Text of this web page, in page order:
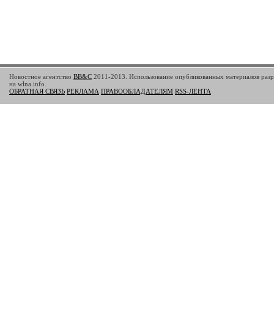
Новостное агентство BB&C 2011-2013. Использование опубликованных материалов
на wlna.info.
ОБРАТНАЯ СВЯЗЬ РЕКЛАМА ПРАВООБЛАДАТЕЛЯМ RSS-ЛЕНТА